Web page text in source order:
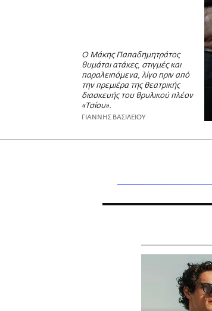
Ο Μάκης Παπαδημητράτος
θυμάται ατάκες, στιγμές και
παραλειπόμενα, λίγο πριν από
την πρεμιέρα της θεατρικής
διασκευής του θρυλικού πλέον
«Τσίου».
ΓΙΑΝΝΗΣ ΒΑΣΙΛΕΙΟΥ